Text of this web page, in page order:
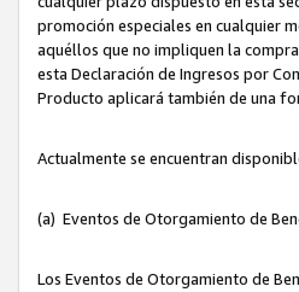
promoción especiales en cualquier
aquéllos que no impliquen la
esta Declaración de Ingresos por
Producto aplicará también de una
Actualmente se encuentran
(a) Eventos de Otorgamiento de
Los Eventos de Otorgamiento de